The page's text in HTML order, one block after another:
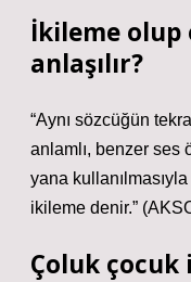
İkileme olup
anlaşılır?
“Aynı sözcüğün
anlamlı, benzer ses
yana
ikileme denir.”
Çoluk çocuk